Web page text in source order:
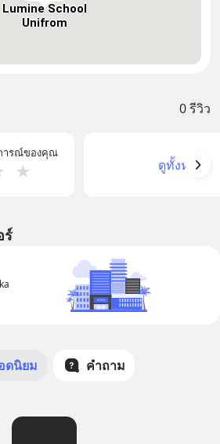
Lumine School
Unifrom
0 รีวิว
ารณ์ของคุณ
★ ดูทั้งหมด
ร์
ดนิยม คำถาม